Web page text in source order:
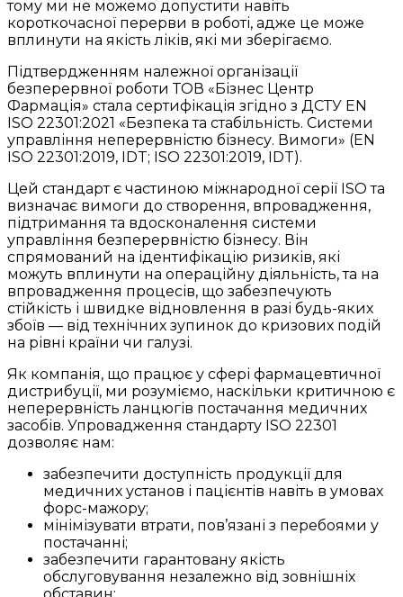
тому ми не можемо допустити навіть
короткочасної перерви в роботі, адже це може
вплинути на якість ліків, які ми зберігаємо.
Підтвердженням належної організації
безперервної роботи ТОВ «Бізнес Центр
Фармація» стала сертифікація згідно з ДСТУ EN
ISO 22301:2021 «Безпека та стабільність. Системи
управління неперервністю бізнесу. Вимоги» (EN
ISO 22301:2019, IDT; ISO 22301:2019, IDT).
Цей стандарт є частиною міжнародної серії ISO та
визначає вимоги до створення, впровадження,
підтримання та вдосконалення системи
управління безперервністю бізнесу. Він
спрямований на ідентифікацію ризиків, які
можуть вплинути на операційну діяльність, та на
впровадження процесів, що забезпечують
стійкість і швидке відновлення в разі будь-яких
збоїв — від технічних зупинок до кризових подій
на рівні країни чи галузі.
Як компанія, що працює у сфері фармацевтичної
дистрибуції, ми розуміємо, наскільки критичною є
неперервність ланцюгів постачання медичних
засобів. Упровадження стандарту ISO 22301
дозволяє нам:
забезпечити доступність продукції для
медичних установ і пацієнтів навіть в умовах
форс-мажору;
мінімізувати втрати, пов’язані з перебоями у
постачанні;
забезпечити гарантовану якість
обслуговування незалежно від зовнішніх
обставин;